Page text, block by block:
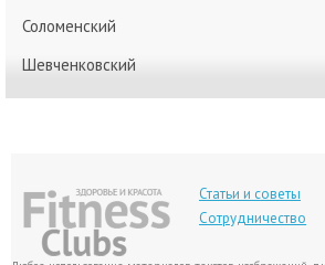
Соломенский
Шевченковский
Статьи и советы
Сотрудничество